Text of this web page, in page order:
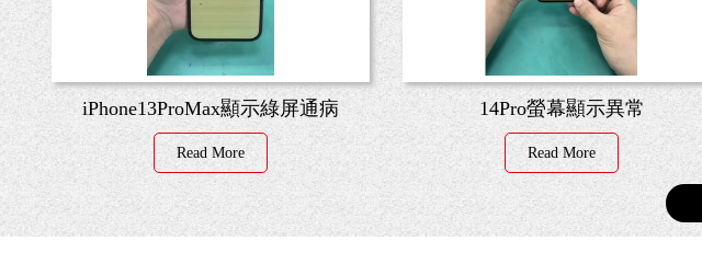
iPhone13ProMax顯示綠屏通病
Read More
14Pro螢幕顯示異常
Read More